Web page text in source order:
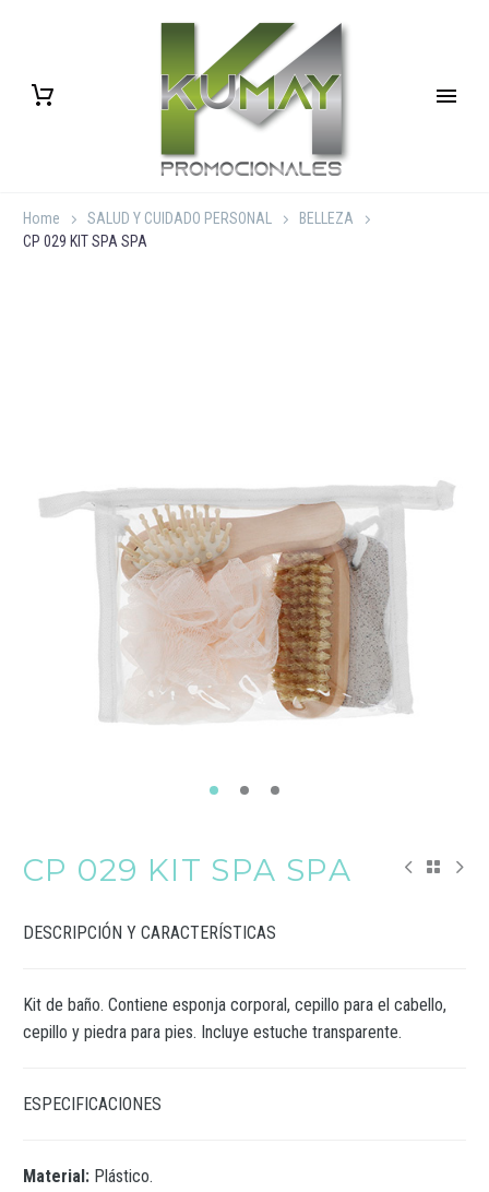
Home SALUD Y CUIDADO PERSONAL
BELLEZA
CP 029 KIT SPA SPA
CP 029 KIT SPA SPA
DESCRIPCIÓN Y CARACTERÍSTICAS
Kit de baño. Contiene esponja corporal, cepillo para el cabello,
cepillo y piedra para pies. Incluye estuche transparente.
ESPECIFICACIONES
Material: Plástico.